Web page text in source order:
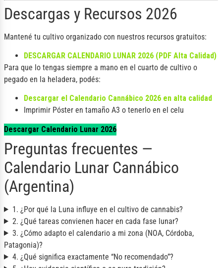
Descargas y Recursos 2026
Mantené tu cultivo organizado con nuestros recursos gratuitos:
DESCARGAR CALENDARIO LUNAR 2026 (PDF Alta Calidad)
Para que lo tengas siempre a mano en el cuarto de cultivo o
pegado en la heladera, podés:
Descargar el Calendario Cannábico 2026 en alta calidad
Imprimir Póster en tamaño A3 o tenerlo en el celu
Descargar Calendario Lunar 2026
Preguntas frecuentes —
Calendario Lunar Cannábico
(Argentina)
1. ¿Por qué la Luna influye en el cultivo de cannabis?
2. ¿Qué tareas convienen hacer en cada fase lunar?
3. ¿Cómo adapto el calendario a mi zona (NOA, Córdoba,
Patagonia)?
4. ¿Qué significa exactamente “No recomendado”?